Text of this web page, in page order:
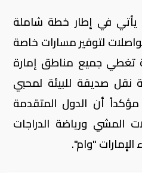
يأتي في إطار خطة شاملة
لتوفير مسارات خاصة
تغطي جميع مناطق إمارة
نقل صديقة للبيئة لمحبي
أن الدول المتقدمة
المشي ورياضة الدراجات
الإمارات "وام".